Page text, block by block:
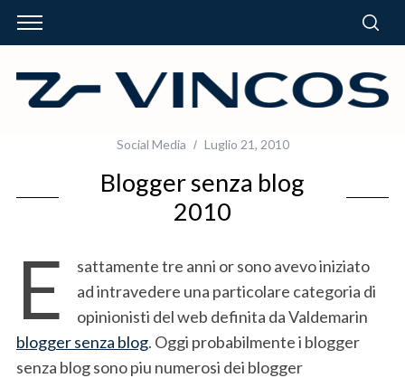
Social Media Luglio 21, 2010
Blogger senza blog
2010
E
sattamente tre anni or sono avevo iniziato
ad intravedere una particolare categoria di
opinionisti del web definita da Valdemarin
blogger senza blog. Oggi probabilmente i blogger
senza blog sono piu numerosi dei blogger